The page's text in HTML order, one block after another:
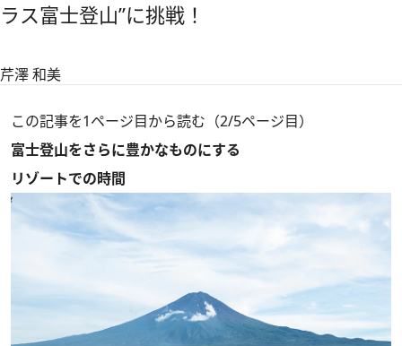
ラス富士登山”に挑戦！
芹澤 和美
この記事を1ページ目から読む（2/5ページ目）
富士登山をさらに豊かなものにする
リゾートでの時間